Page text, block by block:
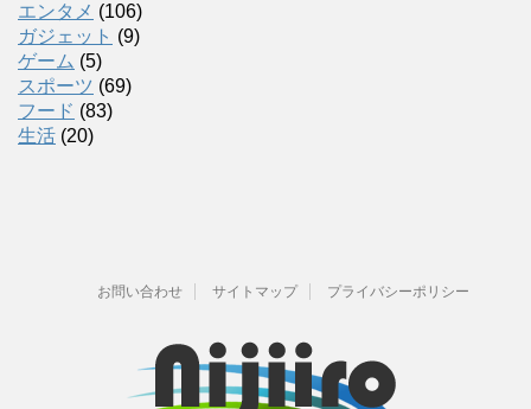
エンタメ (106)
ガジェット (9)
ゲーム (5)
スポーツ (69)
フード (83)
生活 (20)
お問い合わせ サイトマップ プライバシーポリシー